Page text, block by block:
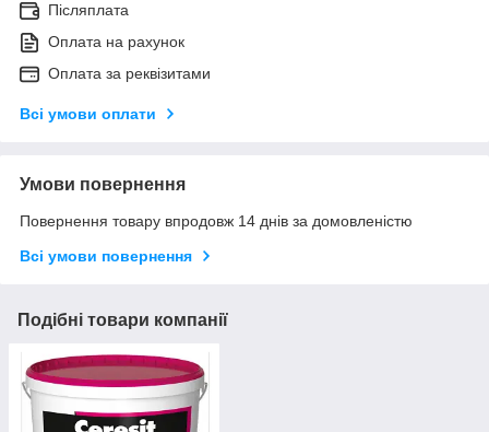
Післяплата
Оплата на рахунок
Оплата за реквізитами
Всі умови оплати
Умови повернення
Повернення товару впродовж 14 днів за домовленістю
Всі умови повернення
Подібні товари компанії